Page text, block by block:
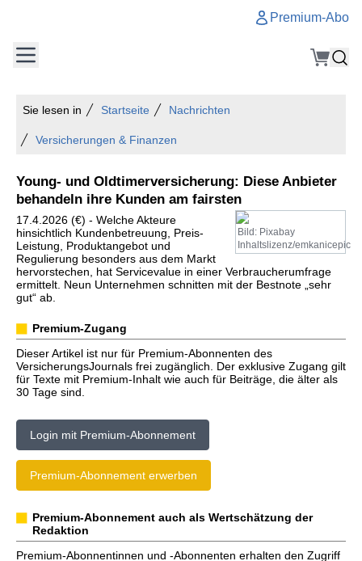
Premium-Abo
Sie lesen in Startseite Nachrichten
Versicherungen & Finanzen
Young- und Oldtimerversicherung: Diese Anbieter
behandeln ihre Kunden am fairsten
Bild: Pixabay
Inhaltslizenz/emkanicepic
17.4.2026 (€) - Welche Akteure
hinsichtlich Kundenbetreuung, Preis-
Leistung, Produktangebot und
Regulierung besonders aus dem Markt
hervorstechen, hat Servicevalue in einer Verbraucherumfrage
ermittelt. Neun Unternehmen schnitten mit der Bestnote „sehr
gut“ ab.
Premium-Zugang
Dieser Artikel ist nur für Premium-Abonnenten des
VersicherungsJournals frei zugänglich. Der exklusive Zugang gilt
für Texte mit Premium-Inhalt wie auch für Beiträge, die älter als
30 Tage sind.
Login mit Premium-Abonnement
Premium-Abonnement erwerben
Premium-Abonnement auch als Wertschätzung der
Redaktion
Premium-Abonnentinnen und -Abonnenten erhalten den Zugriff